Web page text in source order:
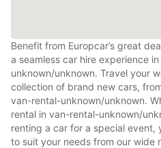
Benefit from Europcar’s great
a seamless car hire experience
unknown/unknown. Travel your
collection of brand new cars,
van-rental-unknown/unknown.
rental in van-rental-unknown/
renting a car for a special event,
to suit your needs from our wide